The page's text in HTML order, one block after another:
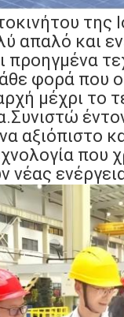
της
απαλό και
προηγμένα
φορά που
μέχρι το
αξιόπιστο
που